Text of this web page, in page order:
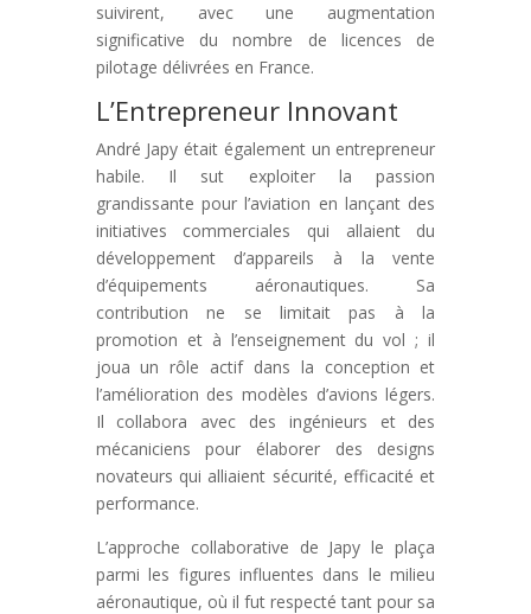
suivirent, avec une augmentation
significative du nombre de licences de
pilotage délivrées en France.
L’Entrepreneur Innovant
André Japy était également un entrepreneur
habile. Il sut exploiter la passion
grandissante pour l’aviation en lançant des
initiatives commerciales qui allaient du
développement d’appareils à la vente
d’équipements aéronautiques. Sa
contribution ne se limitait pas à la
promotion et à l’enseignement du vol ; il
joua un rôle actif dans la conception et
l’amélioration des modèles d’avions légers.
Il collabora avec des ingénieurs et des
mécaniciens pour élaborer des designs
novateurs qui alliaient sécurité, efficacité et
performance.
L’approche collaborative de Japy le plaça
parmi les figures influentes dans le milieu
aéronautique, où il fut respecté tant pour sa